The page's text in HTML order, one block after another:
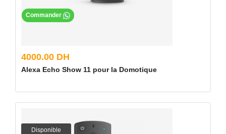
4000.00 DH
Alexa Echo Show 11 pour la Domotique
Commander
Disponible